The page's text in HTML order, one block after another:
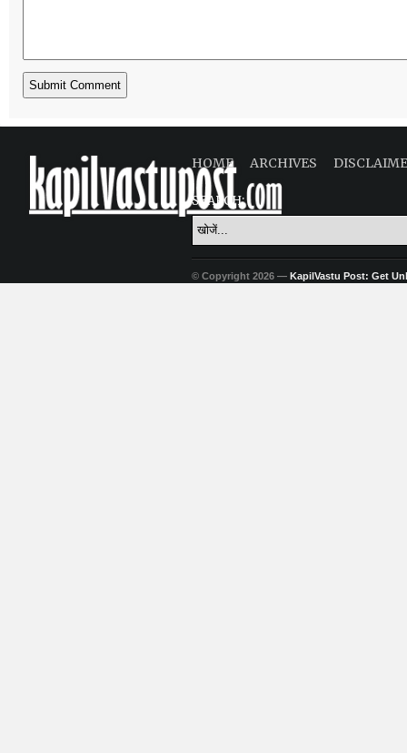
HOME ARCHIVES
SEARCH:
© Copyright 2026 — KapilVastu Post: Get